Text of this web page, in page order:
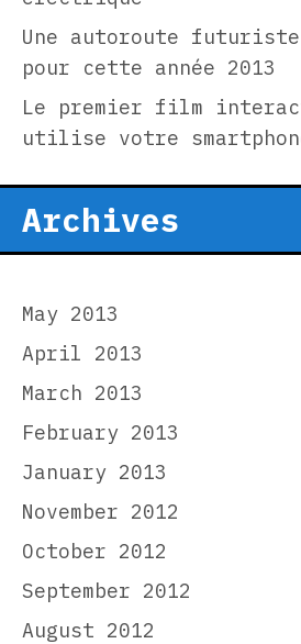
Une autoroute futuriste
pour cette année 2013
Le premier film
utilise votre
Archives
May 2013
April 2013
March 2013
February 2013
January 2013
November 2012
October 2012
September 2012
August 2012